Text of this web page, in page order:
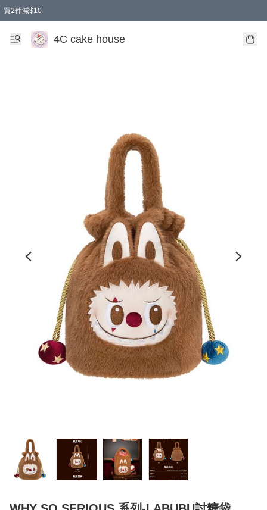
買2件減$10
任選兩件減$10
買兩盒減$10
買兩件減$10
買2件減$10
4C cake house